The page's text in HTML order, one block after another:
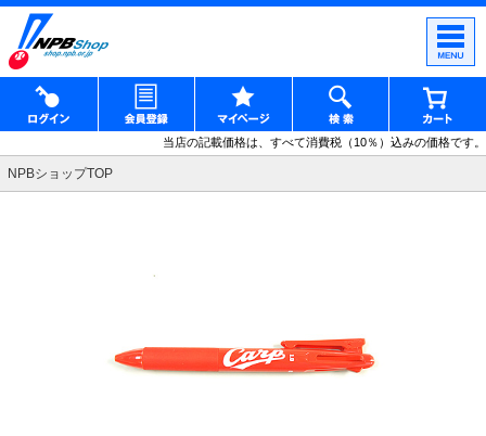
当店の記載価格は、すべて消費税（10％）込みの価格です。
NPBショップTOP